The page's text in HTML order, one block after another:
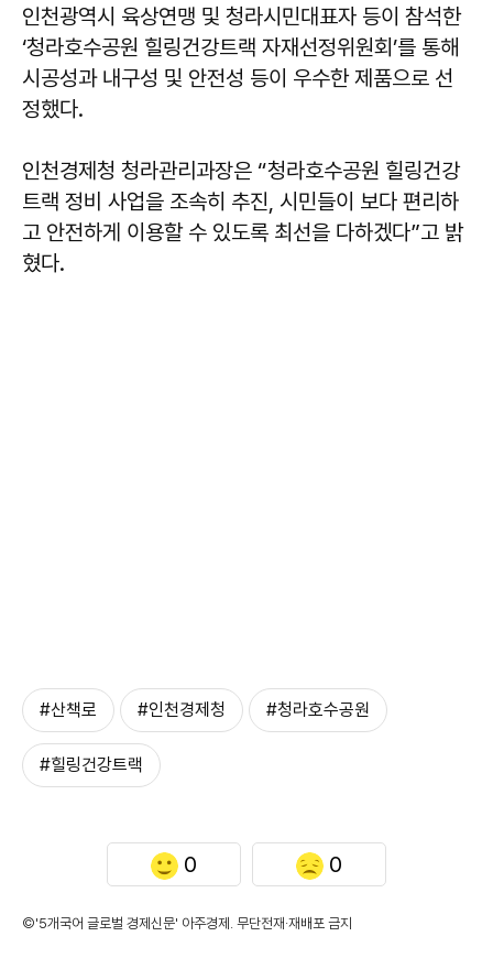
인천광역시 육상연맹 및 청라시민대표자 등이 참석한
‘청라호수공원 힐링건강트랙 자재선정위원회’를 통해
시공성과 내구성 및 안전성 등이 우수한 제품으로 선
정했다.
인천경제청 청라관리과장은 “청라호수공원 힐링건강
트랙 정비 사업을 조속히 추진, 시민들이 보다 편리하
고 안전하게 이용할 수 있도록 최선을 다하겠다”고 밝
혔다.
#산책로 #인천경제청 #청라호수공원
#힐링건강트랙
0 0
©'5개국어 글로벌 경제신문' 아주경제. 무단전재·재배포 금지